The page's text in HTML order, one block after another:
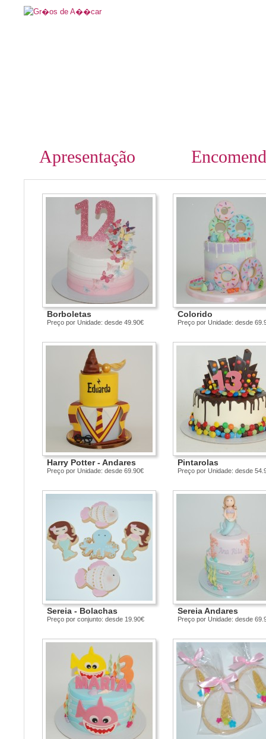
Apresentação
Borboletas
Preço por Unidade: desde 49.90€
Colorido
Preço por Unidade: desde
Harry Potter - Andares
Preço por Unidade: desde 69.90€
Pintarolas
Preço por Unidade: desde
Sereia - Bolachas
Preço por conjunto: desde 19.90€
Sereia Andares
Preço por Unidade: desde